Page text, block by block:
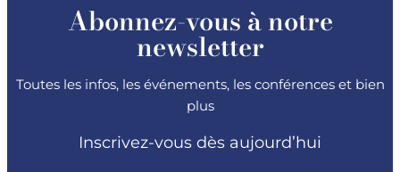
Abonnez-vous à notre
newsletter
Toutes les infos, les événements, les conférences et bien
plus
Inscrivez-vous dès aujourd’hui